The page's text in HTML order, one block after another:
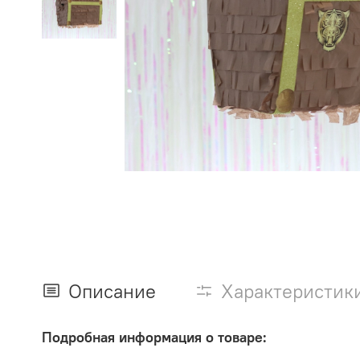
Описание
Подробная информация о товаре: